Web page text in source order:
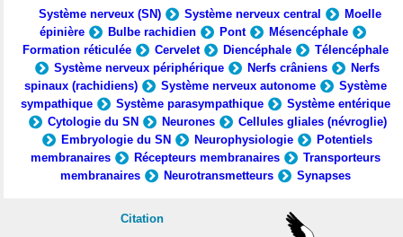
Système nerveux (SN) Système nerveux central
Moelle
épinière
Bulbe rachidien Pont
Mésencéphale
Formation réticulée
Cervelet Diencéphale
Télencéphale
Système nerveux périphérique
Nerfs crâniens
Nerfs
spinaux (rachidiens)
Système nerveux autonome
Système
sympathique
Système parasympathique
Système entérique
Cytologie du SN
Neurones
Cellules gliales (névroglie)
Embryologie du SN
Neurophysiologie
Potentiels
membranaires
Récepteurs membranaires
Transporteurs
membranaires
Neurotransmetteurs Synapses
Citation